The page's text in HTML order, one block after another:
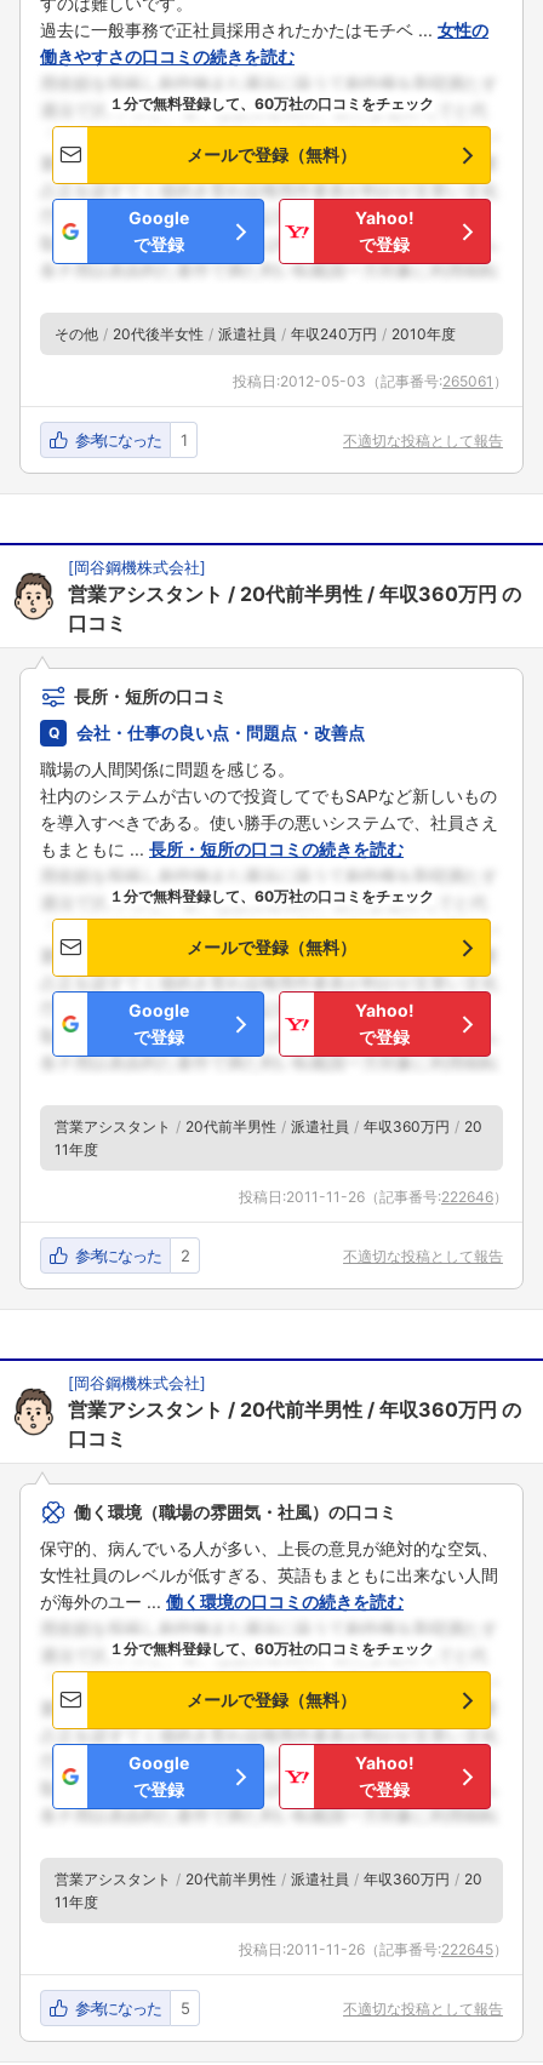
過去に一般事務で正社員採用されたかたはモチベ ... 女性の
働きやすさの口コミの続きを読む
１分で無料登録して、60万社の口コミをチェック
メールで登録（無料）
Google
で登録
Yahoo!
で登録
その他 20代後半女性 派遣社員 年収240万円 2010年度
投稿日:2012-05-03 （記事番号:265061 ）
参考になった 1 不適切な投稿として報告
[岡谷鋼機株式会社]
営業アシスタント 20代前半男性 年収360万円 の
口コミ
長所・短所の口コミ
会社・仕事の良い点・問題点・改善点
職場の人間関係に問題を感じる。
社内のシステムが古いので投資してでもSAPなど新しいもの
を導入すべきである。使い勝手の悪いシステムで、社員さえ
もまともに ... 長所・短所の口コミの続きを読む
１分で無料登録して、60万社の口コミをチェック
メールで登録（無料）
Google
で登録
Yahoo!
で登録
営業アシスタント 20代前半男性 派遣社員 年収360万円
20
11年度
投稿日:2011-11-26 （記事番号:222646）
参考になった 2 不適切な投稿として報告
[岡谷鋼機株式会社]
営業アシスタント 20代前半男性 年収360万円 の
口コミ
働く環境（職場の雰囲気・社風）の口コミ
保守的、病んでいる人が多い、上長の意見が絶対的な空気、
女性社員のレベルが低すぎる、英語もまともに出来ない人間
が海外のユー ... 働く環境の口コミの続きを読む
１分で無料登録して、60万社の口コミをチェック
メールで登録（無料）
Google
で登録
Yahoo!
で登録
営業アシスタント 20代前半男性 派遣社員 年収360万円
20
11年度
投稿日:2011-11-26 （記事番号:222645）
参考になった 5 不適切な投稿として報告